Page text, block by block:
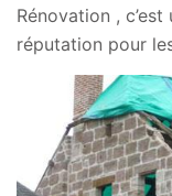
Rénovation ,
réputation pour